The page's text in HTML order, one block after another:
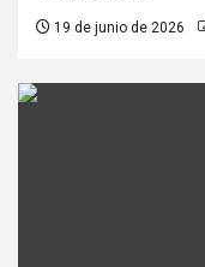
19 de junio de 2026